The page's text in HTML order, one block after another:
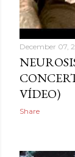
December 07,
VÍDEO)
Share